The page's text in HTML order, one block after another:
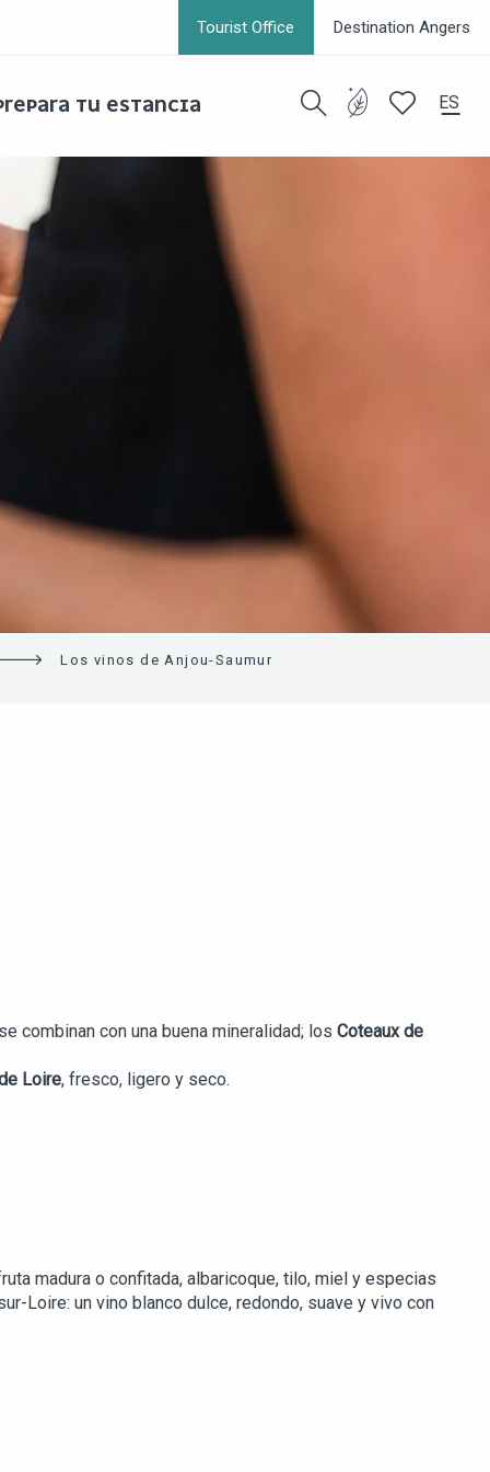
ES
Tourist Office Destination Angers
TU ESTANCIA
Los vinos de Anjou-Saumur
combinan con una buena mineralidad; los Coteaux de
Loire, fresco, ligero y seco.
madura o confitada, albaricoque, tilo, miel y especias
Loire: un vino blanco dulce, redondo, suave y vivo con